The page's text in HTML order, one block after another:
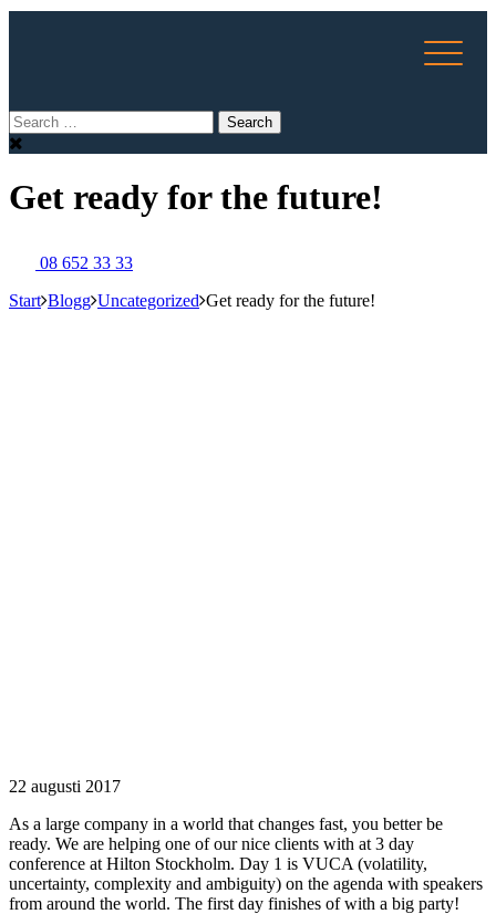
Get ready for the future!
08 652 33 33
Start Blogg Uncategorized Get ready for the future!
22 augusti 2017
As a large company in a world that changes fast, you better be
ready. We are helping one of our nice clients with at 3 day
conference at Hilton Stockholm. Day 1 is VUCA (volatility,
uncertainty, complexity and ambiguity) on the agenda with speakers
from around the world. The first day finishes of with a big party!